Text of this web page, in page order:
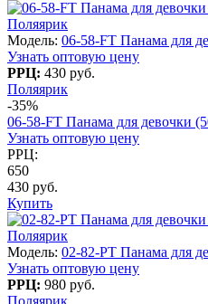
Поляярик
Модель: 06-58-FT Панама для
Узнать оптовую цену
РРЦ: 430 руб.
Поляярик
-35%
06-58-FT Панама для девочки
Узнать оптовую цену
РРЦ:
650
430 руб.
Купить
Поляярик
Модель: 02-82-PT Панама для
Узнать оптовую цену
РРЦ: 980 руб.
Поляярик